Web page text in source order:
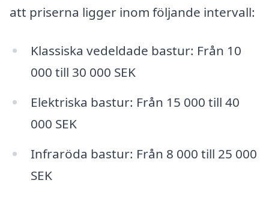
att priserna ligger inom följande intervall:
Klassiska vedeldade bastur: Från 10
000 till 30 000 SEK
Elektriska bastur: Från 15 000 till 40
000 SEK
Infraröda bastur: Från 8 000 till 25 000
SEK